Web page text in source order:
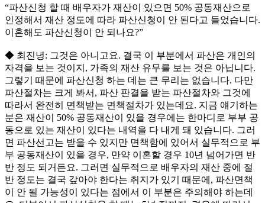
“파산신청 할 때 배우자가 재산이 있으면 50% 공동재산으로
인정해서 재산 정도에 따라 파산신청이 안 된다고 들었습니다.
이혼해도 파산신청이 안 되나요?”
◆ 최진녕: 그것은 아니고요. 결국 이 부분에서 파산은 개인의
자격을 보는 것이지, 가족의 재산 유무를 보는 것은 아닙니다.
그렇기 때문에 파산신청 하는 데는 큰 무리는 없습니다. 다만
파산절차는 크게 봐서, 파산 판결을 받는 파산절차와 그것에
따라서 완전히 면책받는 면책절차가 있는데요. 지금 얘기하는
분은 재산이 50% 공동재산이 있을 경우에는 한마디로 부부 공
동으로 있는 재산이 있다는 내역을 다 내게 돼 있습니다. 그러
면 파산선고는 받을 수 있지만 면책함에 있어서 실무적으로 부
부 공동재산이 있을 경우, 만약 이혼할 경우 10년 넘어가면 반
반 정도 되거든요. 그러면 실무적으로 배우자의 재산 중에 절
반 정도는 결국 갚아야 한다는 취지가 있기 때문에, 파산면책
이 안 될 가능성이 있다는 점에서 이 부분은 주의해야 하는데